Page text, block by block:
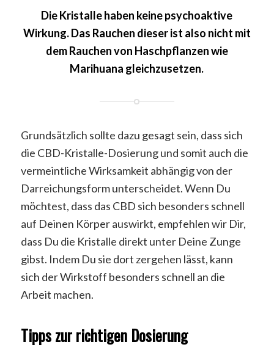
Die Kristalle haben keine psychoaktive
Wirkung. Das Rauchen dieser ist also nicht mit
dem Rauchen von Haschpflanzen wie
Marihuana gleichzusetzen.
Grundsätzlich sollte dazu gesagt sein, dass sich
die CBD-Kristalle-Dosierung und somit auch die
vermeintliche Wirksamkeit abhängig von der
Darreichungsform unterscheidet. Wenn Du
möchtest, dass das CBD sich besonders schnell
auf Deinen Körper auswirkt, empfehlen wir Dir,
dass Du die Kristalle direkt unter Deine Zunge
gibst. Indem Du sie dort zergehen lässt, kann
sich der Wirkstoff besonders schnell an die
Arbeit machen.
Tipps zur richtigen Dosierung